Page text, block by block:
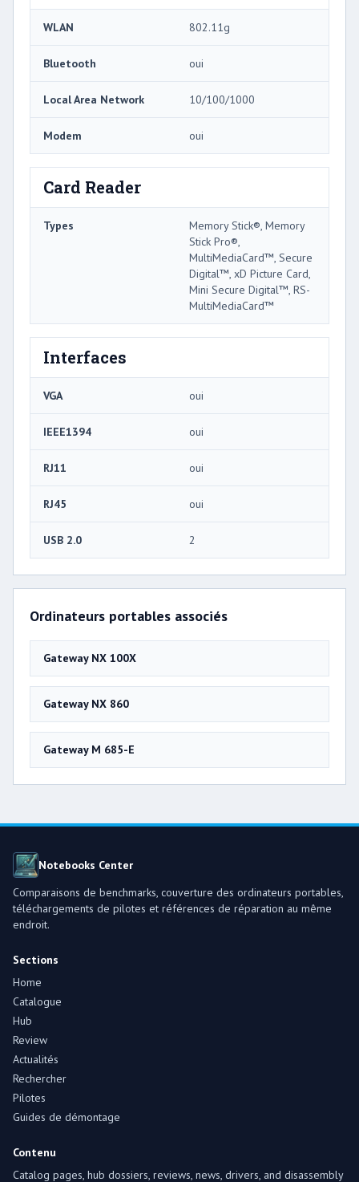
WLAN 802.11g
Bluetooth oui
Local Area Network 10/100/1000
Modem oui
Card Reader
Types
Memory Stick®, Memory
Stick Pro®,
MultiMediaCard™, Secure
Digital™, xD Picture Card,
Mini Secure Digital™, RS-
MultiMediaCard™
Interfaces
VGA oui
IEEE1394 oui
RJ11 oui
RJ45 oui
USB 2.0 2
Ordinateurs portables associés
Gateway NX 100X
Gateway NX 860
Gateway M 685-E
Notebooks Center
Comparaisons de benchmarks, couverture des ordinateurs portables,
téléchargements de pilotes et références de réparation au même
endroit.
Sections
Home
Catalogue
Hub
Review
Actualités
Rechercher
Pilotes
Guides de démontage
Contenu
Catalog pages, hub dossiers, reviews, news, drivers, and disassembly